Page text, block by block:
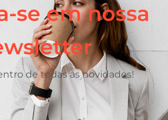
se em nossa
de todas as novidades!